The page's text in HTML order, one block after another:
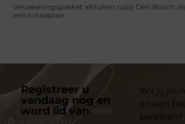
Verzekeringspakket afsluiten nabij Den Bosch
een totaalplan
Registreer u
vandaag nog en
word lid van
Wil jij
en een